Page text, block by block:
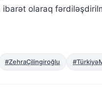
ibarət olaraq
#ZehraÇilingiroğlu